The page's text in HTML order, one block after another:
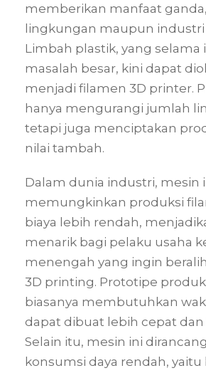
memberikan manfaat
lingkungan maupun
Limbah plastik, yang selama
masalah besar, kini dapat
menjadi filamen 3D printer.
hanya mengurangi jumlah
tetapi juga menciptakan
nilai tambah.
Dalam dunia industri, mesin
memungkinkan produksi
biaya lebih rendah,
menarik bagi pelaku usaha
menengah yang ingin
3D printing. Prototipe
biasanya membutuhkan
dapat dibuat lebih cepat dan
Selain itu, mesin ini
konsumsi daya rendah, yaitu